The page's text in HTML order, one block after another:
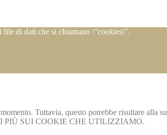
file di dati che si chiamano \"cookies\".
Tuttavia, questo potrebbe risultare alla
PIÙ SUI COOKIE CHE UTILIZZIAMO.